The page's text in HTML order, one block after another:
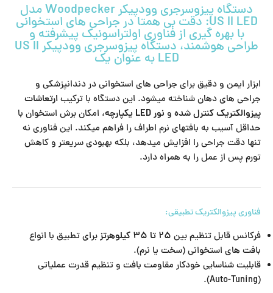
دستگاه پیزوسرجری وودپیکر Woodpecker مدل
US II LED: دقت بی همتا در جراحی های استخوانی
با بهره گیری از فناوری اولتراسونیک پیشرفته و
طراحی هوشمند، دستگاه پیزوسرجری وودپیکر US II
LED به عنوان یک
ابزار ایمن و دقیق برای جراحی های استخوانی در دندانپزشکی و
جراحی های دهان شناخته میشود. این دستگاه با ترکیبارتعاشات
پیزوالکتریک کنترل شده و نور LED یکپارچه
، امکان برش استخوان با
حداقل آسیب به بافتهای نرم اطراف را فراهم میکند. این فناوری نه
تنها دقت جراحی را افزایش میدهد، بلکه بهبودی سریعتر و کاهش
تورم پس از عمل را به همراه دارد.
فناوری پیزوالکتریک تطبیقی:
فرکانس قابل تنظیم بین ۲۵ تا ۳۵ کیلوهرتز
برای تطبیق با انواع
بافت های استخوانی (سخت یا نرم).
قابلیت شناسایی خودکار مقاومت بافت و تنظیم قدرت عملیاتی
(Auto-Tuning).